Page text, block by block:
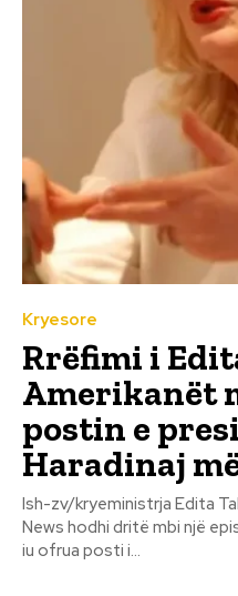
Kryesore
Rrëfimi i
Amerikanët
postin e
Haradinaj
Ish-zv/kryeministrja Edita
News hodhi dritë mbi një
iu ofrua posti i...